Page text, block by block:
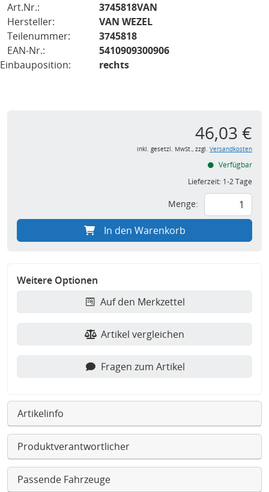
Art.Nr.:
3745818VAN
Hersteller:
VAN WEZEL
Teilenummer:
3745818
EAN-Nr.:
5410909300906
Einbauposition:
rechts
46,03 €
inkl. gesetzl. MwSt., zzgl. Versandkosten
Verfügbar
Lieferzeit: 1-2 Tage
Menge:
In den Warenkorb
Weitere Optionen
Auf den Merkzettel
Artikel vergleichen
Fragen zum Artikel
Artikelinfo
Produktverantwortlicher
Passende Fahrzeuge